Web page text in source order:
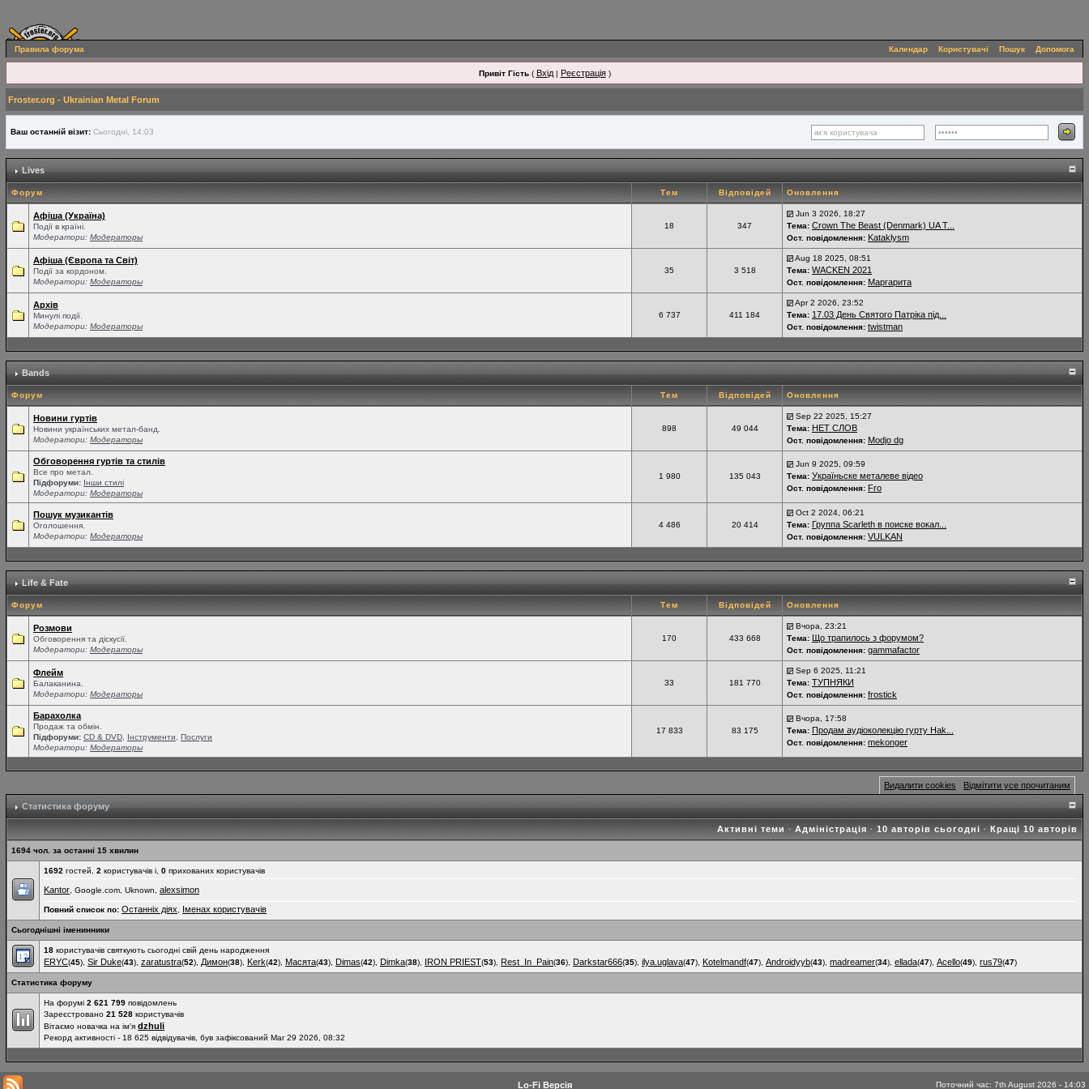
Правила форума Календар Користувачі Пошук Допомога
Привіт Гість( Вхід| Реєстрація)
Froster.org - Ukrainian Metal Forum
Ваш останній візит: Сьогодні, 14:03
Lives
Форум Тем Відповідей Оновлення
Афіша (Україна)
Події в країні.
Модератори: Модераторы
18 347
Jun 3 2026, 18:27
Тема: Crown The Beast (Denmark) UA T...
Ост. повідомлення: Kataklysm
Афіша (Європа та Світ)
Події за кордоном.
Модератори: Модераторы
35 3 518
Aug 18 2025, 08:51
Тема: WACKEN 2021
Ост. повідомлення: Маргарита
Архів
Минулі події.
Модератори: Модераторы
6 737 411 184
Apr 2 2026, 23:52
Тема: 17.03 День Святого Патріка під...
Ост. повідомлення: twistman
Bands
Форум Тем Відповідей Оновлення
Новини гуртів
Новини українських метал-банд.
Модератори: Модераторы
898 49 044
Sep 22 2025, 15:27
Тема: НЕТ СЛОВ
Ост. повідомлення: Modjo dg
Обговорення гуртів та стилів
Все про метал.
Підфоруми: Інши стилі
Модератори: Модераторы
1 980 135 043
Jun 9 2025, 09:59
Тема: Україньске металеве відео
Ост. повідомлення: Fro
Пошук музикантів
Оголошення.
Модератори: Модераторы
4 486 20 414
Oct 2 2024, 06:21
Тема: Группа Scarleth в поиске вокал...
Ост. повідомлення: VULKAN
Life & Fate
Форум Тем Відповідей Оновлення
Розмови
Обговорення та діскусії.
Модератори: Модераторы
170 433 668
Вчора, 23:21
Тема: Що трапилось з форумом?
Ост. повідомлення: gammafactor
Флейм
Балаканина.
Модератори: Модераторы
33 181 770
Sep 6 2025, 11:21
Тема: ТУПНЯКИ
Ост. повідомлення: frostick
Барахолка
Продаж та обмін.
Підфоруми: СD & DVD Інструменти
Послуги
Модератори: Модераторы
17 833 83 175
Вчора, 17:58
Тема: Продам аудіоколекцію гурту Hak...
Ост. повідомлення: mekonger
Видалити cookies Відмітити усе прочитаним
Статистика форуму
Активні теми · Адміністрація · 10 авторів сьогодні · Кращі 10 авторів
1694 чол. за останні 15 хвилин
1692 гостей, 2 користувачів і, 0 прихованих користувачів
Kantor , Google.com, Uknown, alexsimon
Повний список по: Останніх діях Іменах користувачів
Сьогоднішні іменинники
18 користувачів святкують сьогодні свій день народження
ERYC(45), Sir Duke(43), zaratustra(52), Димон(38), Kerk(42), Масята(43), Dimas(42), Dimka(38), IRON PRIEST(53), Rest_In_Pain(36), Darkstar666(35), ilya.uglava(47), Kotelmandf(47), Androidyyb(43), madreamer(34), ellada(47), Acello(49), rus79(47)
Статистика форуму
На форумі 2 621 799 повідомлень
Зареєстровано 21 528 користувачів
Вітаємо новачка на ім'я dzhuli
Рекорд активності - 18 625 відвідувачів, був зафіксований Mar 29 2026, 08:32
Lo-Fi Версія Поточний час: 7th August 2026 - 14:03